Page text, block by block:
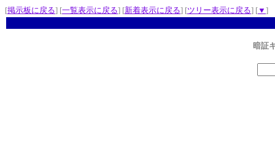
[掲示板に戻る] [一覧表示に戻る] [新着表示に戻る] [ツリー表示に戻る] [▼ ]
暗証